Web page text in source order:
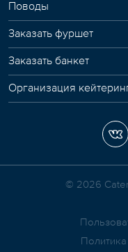
Поводы
Заказать фуршет
Заказать банкет
Организация
© 2026